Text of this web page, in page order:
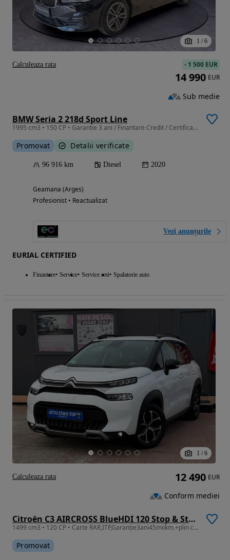
1 / 6
BMW Seria 2 218d Sport Line
1995 cm3 • 150 CP • Garantie 3 ani / Finantare Credit / Certificare TUV
Promovat Detalii verificate
96 916 km Diesel 2020
Geamana (Arges)
Profesionist • Reactualizat
Vezi anunțurile
EURIAL CERTIFIED
Finantare Service Service roti Spalatorie auto
- 1 500 EUR
14 990 EUR
Sub medie
Calculeaza rata
1 / 6
Citroën C3 AIRCROSS BlueHDI 120 Stop & Start EAT6 SHINE PACK
1499 cm3 • 120 CP • Carte RAR,ITP,Garanție3ani45miikm.+plin combustibil+revizie+NR ROSII
Promovat
12 490 EUR
Conform mediei
Calculeaza rata